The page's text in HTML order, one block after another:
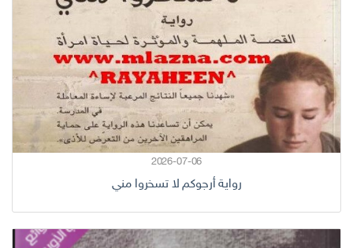
2026-07-06
رواية أرجوكم لا تسخروا مني